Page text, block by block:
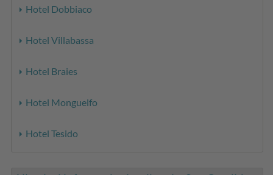
Hotel Dobbiaco
Hotel Villabassa
Hotel Braies
Hotel Monguelfo
Hotel Tesido